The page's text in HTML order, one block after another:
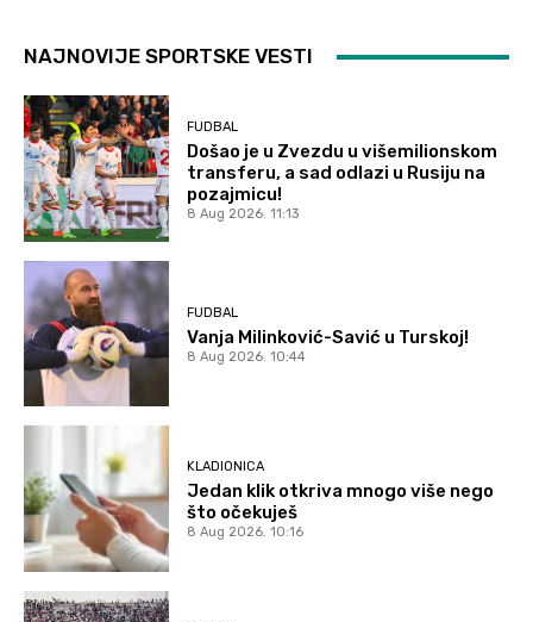
NAJNOVIJE SPORTSKE VESTI
FUDBAL
Došao je u Zvezdu u višemilionskom
transferu, a sad odlazi u Rusiju na
pozajmicu!
8 Aug 2026. 11:13
FUDBAL
Vanja Milinković-Savić u Turskoj!
8 Aug 2026. 10:44
KLADIONICA
Jedan klik otkriva mnogo više nego
što očekuješ
8 Aug 2026. 10:16